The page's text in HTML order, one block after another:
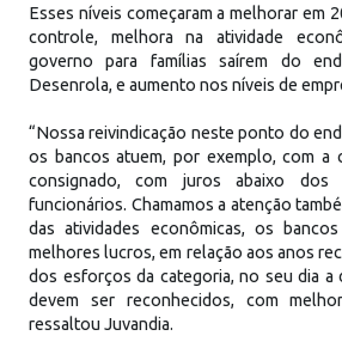
Esses níveis começaram a melhorar em
controle, melhora na atividade
governo para famílias saírem do
Desenrola, e aumento nos níveis de
“Nossa reivindicação neste ponto do
os bancos atuem, por exemplo, com a
consignado, com juros abaixo dos
funcionários. Chamamos a atenção
das atividades econômicas, os
melhores lucros, em relação aos anos
dos esforços da categoria, no seu dia a
devem ser reconhecidos, com
ressaltou Juvandia.